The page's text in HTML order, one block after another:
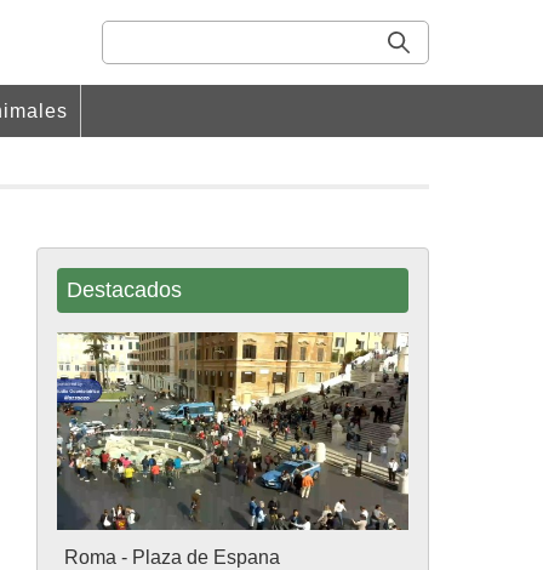
Destacados
Roma - Plaza de Espana